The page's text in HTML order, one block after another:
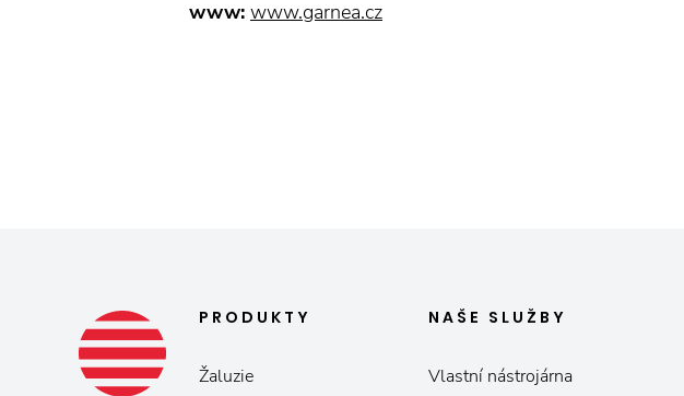
www: www.garnea.cz
PRODUKTY
Žaluzie
NAŠE SLUŽBY
Vlastní nástrojárna